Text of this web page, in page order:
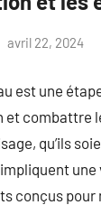
avril 22, 2024
est une
et combattre
qu’ils
une
conçus pour